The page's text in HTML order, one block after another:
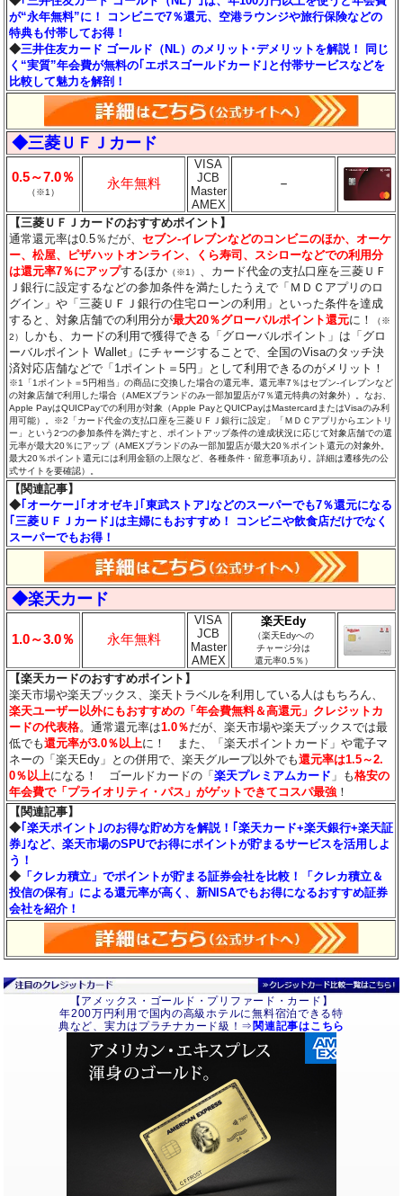
が“永年無料”に！ コンビニで7％還元、空港ラウンジや旅行保険などの
特典も付帯してお得！
◆三井住友カード ゴールド（NL）のメリット･デメリットを解説！ 同じ
く“実質”年会費が無料の｢エポスゴールドカード｣と付帯サービスなどを
比較して魅力を解剖！
◆三菱ＵＦＪカード
0.5～7.0％
（※1）
永年無料
VISA
JCB
Master
AMEX
－
【三菱ＵＦＪカードのおすすめポイント】
通常還元率は0.5％だが、セブン‐イレブンなどのコンビニのほか、オーケ
ー、松屋、ピザハットオンライン、くら寿司、スシローなどでの利用分
は還元率7％にアップするほか （※1） 、カード代金の支払口座を三菱ＵＦ
Ｊ銀行に設定するなどの参加条件を満たしたうえで「ＭＤＣアプリのロ
グイン」や「三菱ＵＦＪ銀行の住宅ローンの利用」といった条件を達成
すると、対象店舗での利用分が最大20％グローバルポイント還元に！
（※
2）
しかも、カードの利用で獲得できる「グローバルポイント」は「グロ
ーバルポイント Wallet」にチャージすることで、全国のVisaのタッチ決
済対応店舗などで「1ポイント＝5円」として利用できるのがメリット！
※1「1ポイント＝5円相当」の商品に交換した場合の還元率。還元率7％はセブン‐イレブンなど
の対象店舗で利用した場合（AMEXブランドのみ一部加盟店が7％還元特典の対象外）。なお、
Apple PayはQUICPayでの利用が対象（Apple PayとQUICPayはMastercardまたはVisaのみ利
用可能）。※2「カード代金の支払口座を三菱ＵＦＪ銀行に設定」「ＭＤＣアプリからエントリ
ー」という2つの参加条件を満たすと、ポイントアップ条件の達成状況に応じて対象店舗での還
元率が最大20％にアップ（AMEXブランドのみ一部加盟店が最大20％ポイント還元の対象外。
最大20％ポイント還元には利用金額の上限など、各種条件・留意事項あり。詳細は遷移先の公
式サイトを要確認）。
【関連記事】
◆｢オーケー｣｢オオゼキ｣｢東武ストア｣などのスーパーでも7％還元になる
｢三菱ＵＦＪカード｣は主婦にもおすすめ！ コンビニや飲食店だけでなく
スーパーでもお得！
◆楽天カード
1.0～3.0％ 永年無料
VISA
JCB
Master
AMEX
楽天Edy
（楽天Edyへの
チャージ分は
還元率0.5％）
【楽天カードのおすすめポイント】
楽天市場や楽天ブックス、楽天トラベルを利用している人はもちろん、
楽天ユーザー以外にもおすすめの「年会費無料＆高還元」クレジットカ
ードの代表格。通常還元率は1.0％だが、楽天市場や楽天ブックスでは最
低でも還元率が3.0％以上に！ また、「楽天ポイントカード」や電子マ
ネーの「楽天Edy」との併用で、楽天グループ以外でも還元率は1.5～2.
0％以上になる！ ゴールドカードの「楽天プレミアムカード 」も格安の
年会費で「プライオリティ・パス」がゲットできてコスパ最強 ！
【関連記事】
◆｢楽天ポイント｣のお得な貯め方を解説！｢楽天カード+楽天銀行+楽天証
券｣など、楽天市場のSPUでお得にポイントが貯まるサービスを活用しよ
う！
◆ 「クレカ積立」でポイントが貯まる証券会社を比較！「クレカ積立＆
投信の保有」による還元率が高く、新NISAでもお得になるおすすめ証券
会社を紹介！
【アメックス・ゴールド・プリファード・カード】
年200万円利用で国内の高級ホテルに無料宿泊できる特
典など、実力はプラチナカード級！⇒ 関連記事はこちら